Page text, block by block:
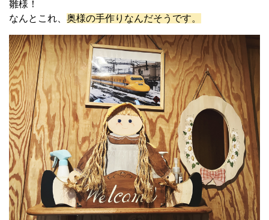
雛様！
なんとこれ、 奥様の手作りなんだそうです。